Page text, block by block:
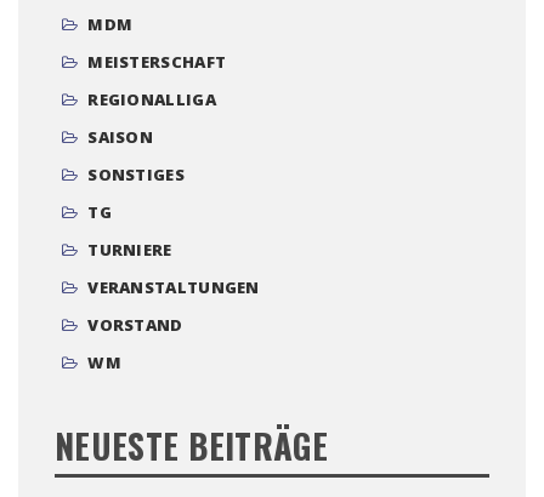
MDM
MEISTERSCHAFT
REGIONALLIGA
SAISON
SONSTIGES
TG
TURNIERE
VERANSTALTUNGEN
VORSTAND
WM
NEUESTE BEITRÄGE